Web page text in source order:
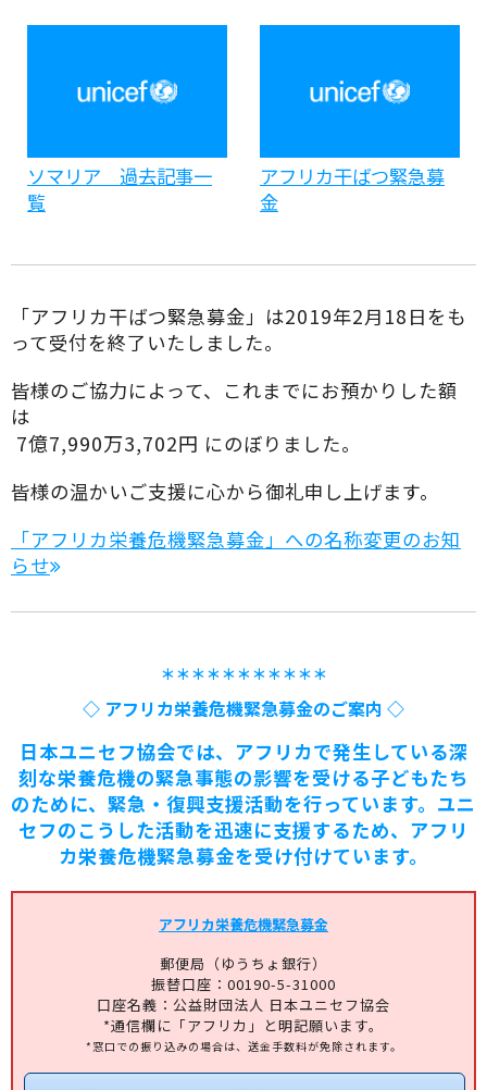
ソマリア 過去記事一
覧
アフリカ干ばつ緊急募
金
「アフリカ干ばつ緊急募金」は2019年2月18日をも
って受付を終了いたしました。
皆様のご協力によって、これまでにお預かりした額
は
7億7,990万3,702円 にのぼりました。
皆様の温かいご支援に心から御礼申し上げます。
「アフリカ栄養危機緊急募金」への名称変更のお知
らせ
＊＊＊＊＊＊＊＊＊＊＊
◇ アフリカ栄養危機緊急募金のご案内 ◇
日本ユニセフ協会では、アフリカで発生している深
刻な栄養危機の緊急事態の影響を受ける子どもたち
のために、緊急・復興支援活動を行っています。ユニ
セフのこうした活動を迅速に支援するため、アフリ
カ栄養危機緊急募金を受け付けています。
アフリカ栄養危機緊急募金
郵便局（ゆうちょ銀行）
振替口座：00190-5-31000
口座名義：公益財団法人 日本ユニセフ協会
*通信欄に「アフリカ」と明記願います。
*窓口での振り込みの場合は、送金手数料が免除されます。